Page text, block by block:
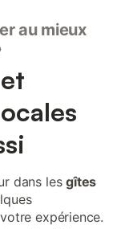
au mieux
dans lesgîtes
expérience.